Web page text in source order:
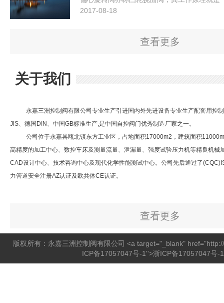
2017-08-18
查看更多
关于我们
永嘉三洲控制阀有限公司 专业生产引进国内外先进设备专业生产配套用控
JlS、德国DIN、中国GB标准生产,是中国自控阀门优秀制造厂家之一。
公司位于永嘉县瓯北镇东方工业区，占地面积17000m2，建筑面积
高精度的加工中心、数控车床及测量流量、泄漏量、强度试验压力机等精良机械
CAD设计中心、 技术咨询中心及现代化学性能测试中心。公司先后通过了
力管道安全注册AZ认证及欧共体CE认证。
查看更多
版权所有：永嘉三洲控制阀有限公司 <a target="_blank"
ICP备17057047号-1''>浙ICP备17057047号-